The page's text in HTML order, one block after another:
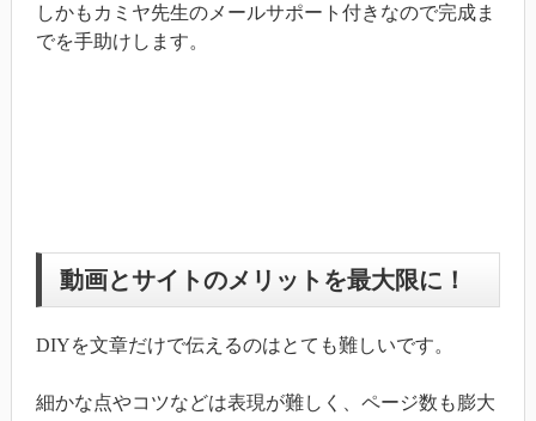
しかもカミヤ先生のメールサポート付きなので完成ま
でを手助けします。
動画とサイトのメリットを最大限に！
DIYを文章だけで伝えるのはとても難しいです。
細かな点やコツなどは表現が難しく、ページ数も膨大